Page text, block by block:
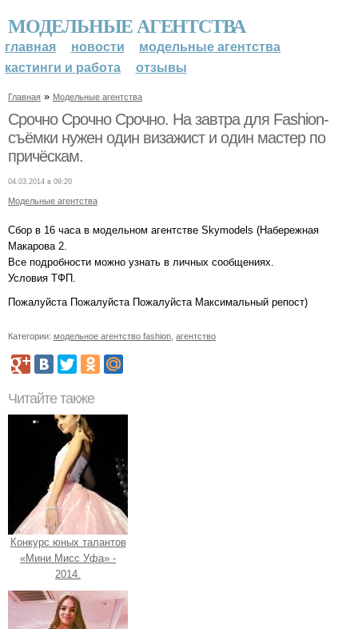
МОДЕЛЬНЫЕ АГЕНТСТВА
главная новости
модельные агентства
кастинги и работа
отзывы
Главная » Модельные агентства
Срочно Срочно Срочно. На завтра для Fashion-
съёмки нужен один визажист и один мастер по
причёскам.
04.03.2014 в 09:20
Модельные агентства
Сбор в 16 часа в модельном агентстве Skymodels (Набережная
Макарова 2.
Все подробности можно узнать в личных сообщениях.
Условия ТФП.
Пожалуйста Пожалуйста Пожалуйста Максимальный репост)
Категории: модельное агентство fashion агентство
Читайте также
Конкурс юных талантов
«Мини Мисс Уфа» -
2014.